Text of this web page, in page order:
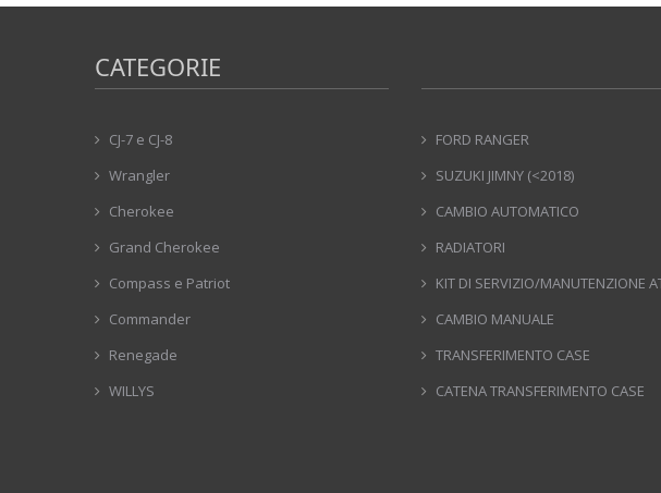
CATEGORIE
CJ-7 e CJ-8
Wrangler
Cherokee
Grand Cherokee
Compass e Patriot
Commander
Renegade
WILLYS
FORD RANGER
SUZUKI JIMNY (<2018)
CAMBIO AUTOMATICO
RADIATORI
KIT DI SERVIZIO/MANUTENZIONE
CAMBIO MANUALE
TRANSFERIMENTO CASE
CATENA TRANSFERIMENTO CASE